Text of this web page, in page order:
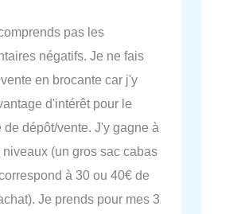
pas les
négatifs. Je ne fais
en brocante car j'y
d'intérêt pour le
de dépôt/vente. J'y gagne à
niveaux (un gros sac cabas
à 30 ou 40€ de
Je prends pour mes 3